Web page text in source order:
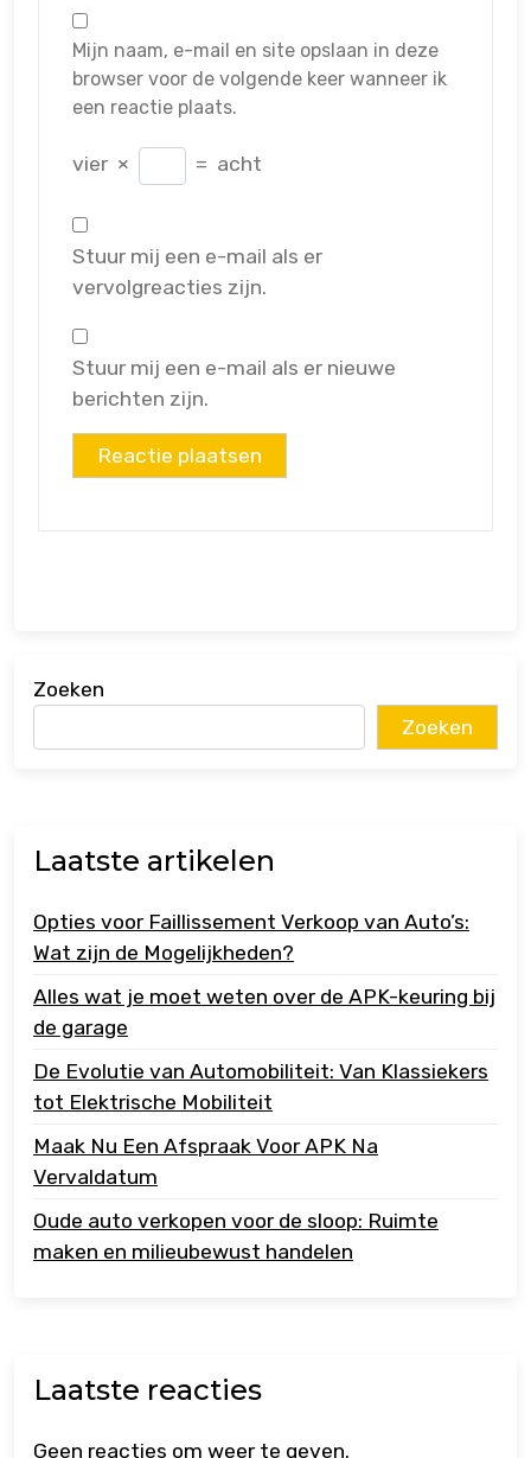
Mijn naam, e-mail en site opslaan in deze
browser voor de volgende keer wanneer ik
een reactie plaats.
vier × = acht
Stuur mij een e-mail als er
vervolgreacties zijn.
Stuur mij een e-mail als er nieuwe
berichten zijn.
Zoeken
Zoeken
Laatste artikelen
Opties voor Faillissement Verkoop van Auto’s:
Wat zijn de Mogelijkheden?
Alles wat je moet weten over de APK-keuring bij
de garage
De Evolutie van Automobiliteit: Van Klassiekers
tot Elektrische Mobiliteit
Maak Nu Een Afspraak Voor APK Na
Vervaldatum
Oude auto verkopen voor de sloop: Ruimte
maken en milieubewust handelen
Laatste reacties
Geen reacties om weer te geven.